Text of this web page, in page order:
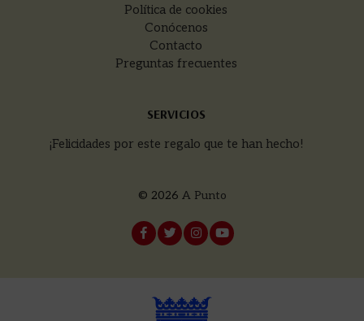
Política de cookies
Conócenos
Contacto
Preguntas frecuentes
SERVICIOS
¡Felicidades por este regalo que te han hecho!
© 2026 A Punto